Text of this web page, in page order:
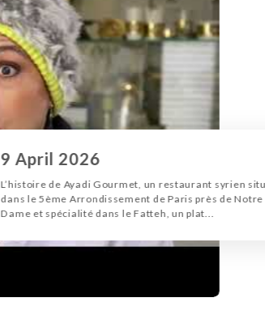
9 April 2026
L’histoire de Ayadi Gourmet, un restaurant syrien
dans le 5ème Arrondissement de Paris près de Notre
Dame et spécialité dans le Fatteh, un plat...